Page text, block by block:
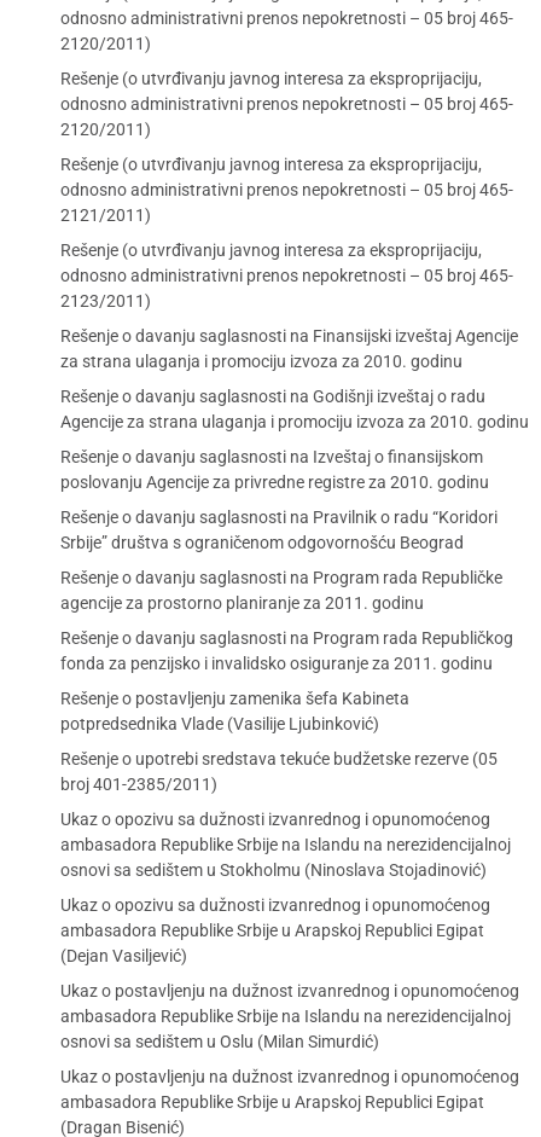
odnosno administrativni prenos nepokretnosti – 05 broj 465-
2120/2011)
Rešenje (o utvrđivanju javnog interesa za eksproprijaciju,
odnosno administrativni prenos nepokretnosti – 05 broj 465-
2120/2011)
Rešenje (o utvrđivanju javnog interesa za eksproprijaciju,
odnosno administrativni prenos nepokretnosti – 05 broj 465-
2121/2011)
Rešenje (o utvrđivanju javnog interesa za eksproprijaciju,
odnosno administrativni prenos nepokretnosti – 05 broj 465-
2123/2011)
Rešenje o davanju saglasnosti na Finansijski izveštaj Agencije
za strana ulaganja i promociju izvoza za 2010. godinu
Rešenje o davanju saglasnosti na Godišnji izveštaj o radu
Agencije za strana ulaganja i promociju izvoza za 2010. godinu
Rešenje o davanju saglasnosti na Izveštaj o finansijskom
poslovanju Agencije za privredne registre za 2010. godinu
Rešenje o davanju saglasnosti na Pravilnik o radu “Koridori
Srbije” društva s ograničenom odgovornošću Beograd
Rešenje o davanju saglasnosti na Program rada Republičke
agencije za prostorno planiranje za 2011. godinu
Rešenje o davanju saglasnosti na Program rada Republičkog
fonda za penzijsko i invalidsko osiguranje za 2011. godinu
Rešenje o postavljenju zamenika šefa Kabineta
potpredsednika Vlade (Vasilije Ljubinković)
Rešenje o upotrebi sredstava tekuće budžetske rezerve (05
broj 401-2385/2011)
Ukaz o opozivu sa dužnosti izvanrednog i opunomoćenog
ambasadora Republike Srbije na Islandu na nerezidencijalnoj
osnovi sa sedištem u Stokholmu (Ninoslava Stojadinović)
Ukaz o opozivu sa dužnosti izvanrednog i opunomoćenog
ambasadora Republike Srbije u Arapskoj Republici Egipat
(Dejan Vasiljević)
Ukaz o postavljenju na dužnost izvanrednog i opunomoćenog
ambasadora Republike Srbije na Islandu na nerezidencijalnoj
osnovi sa sedištem u Oslu (Milan Simurdić)
Ukaz o postavljenju na dužnost izvanrednog i opunomoćenog
ambasadora Republike Srbije u Arapskoj Republici Egipat
(Dragan Bisenić)